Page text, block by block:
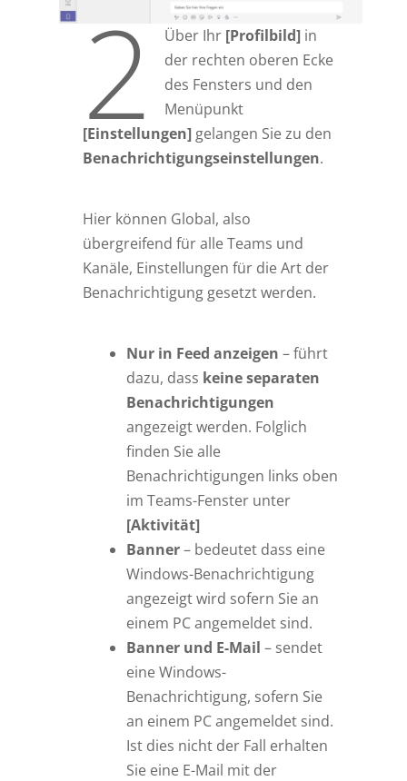
2 Über Ihr [Profilbild]in
der rechten oberen Ecke
des Fensters und den
Menüpunkt
[Einstellungen] gelangen Sie zu den
Benachrichtigungseinstellungen.
Hier können Global, also
übergreifend für alle Teams und
Kanäle, Einstellungen für die Art der
Benachrichtigung gesetzt werden.
Nur in Feed anzeigen – führt
dazu, dass keine separaten
Benachrichtigungen
angezeigt werden. Folglich
finden Sie alle
Benachrichtigungen links oben
im Teams-Fenster unter
[Aktivität]
Banner– bedeutet dass eine
Windows-Benachrichtigung
angezeigt wird sofern Sie an
einem PC angemeldet sind.
Banner und E-Mail– sendet
eine Windows-
Benachrichtigung, sofern Sie
an einem PC angemeldet sind.
Ist dies nicht der Fall erhalten
Sie eine E-Mail mit der